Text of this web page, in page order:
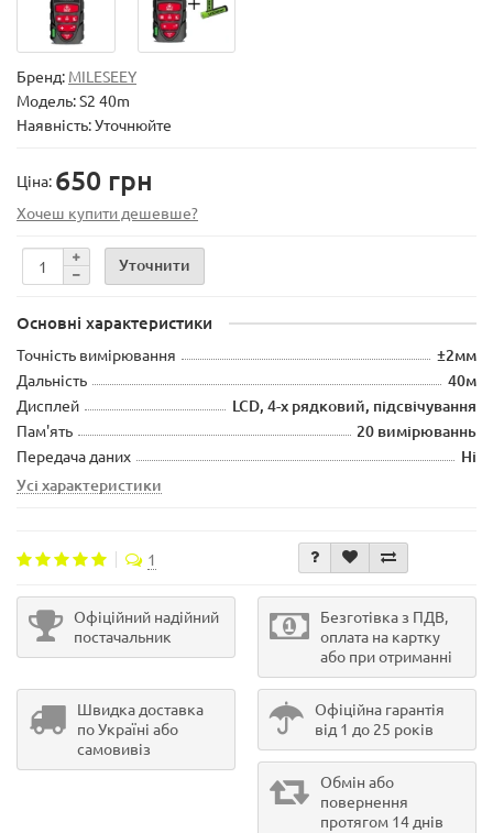
Бренд: MILESEEY
Модель:S2 40m
Наявність: Уточнюйте
Ціна: 650 грн
Хочеш купити дешевше?
Уточнити
Основні характеристики
Точність вимірювання ±2мм
Дальність 40м
Дисплей LCD, 4-х рядковий, підсвічування
Пам'ять 20 вимірюваннь
Передача даних
Ні
Усі характеристики
1
Офіційний надійний
постачальник
Безготівка з ПДВ,
оплата на картку
або при отриманні
Швидка доставка
по Україні або
самовивіз
Офіційна гарантія
від 1 до 25 років
Обмін або
повернення
протягом 14 днів